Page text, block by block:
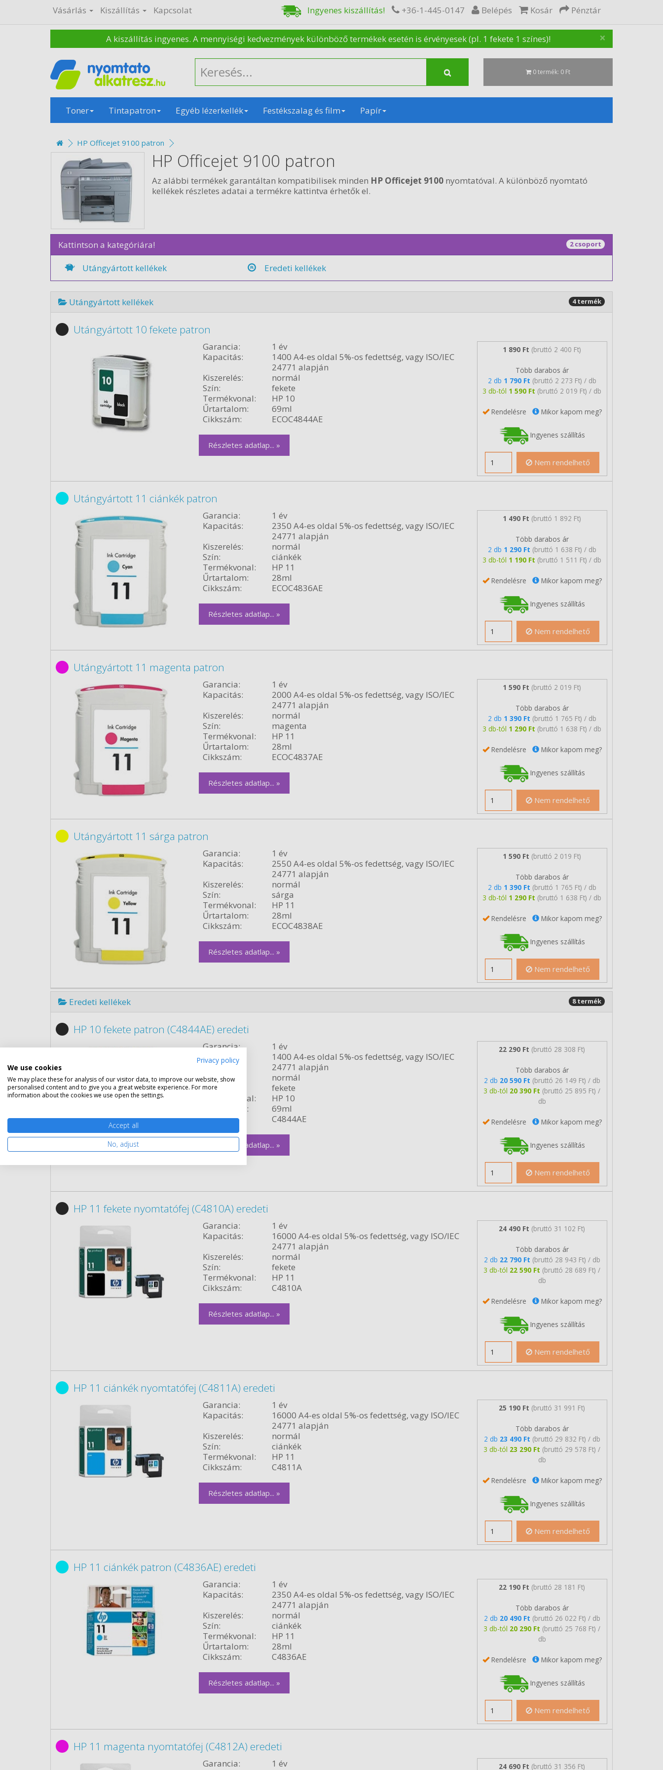
Vásárlás Kiszállítás Kapcsolat Ingyenes kiszállítás! +36-1-445-0147 Belépés Kosár Pénztár
×
A kiszállítás ingyenes. A mennyiségi kedvezmények különböző termékek esetén is érvényesek (pl. 1 fekete 1 színes)!
0 termék: 0 Ft
Toner Tintapatron Egyéb lézerkellék Festékszalag és film Papír
HP Officejet 9100 patron
HP Officejet 9100 patron
Az alábbi termékek garantáltan kompatibilisek minden HP Officejet 9100 nyomtatóval. A különböző nyomtató
kellékek részletes adatai a termékre kattintva érhetők el.
Kattintson a kategóriára! 2 csoport
Utángyártott kellékek Eredeti kellékek
Utángyártott kellékek 4 termék
Utángyártott 10 fekete patron
Garancia:
1 év
Kapacitás:
1400 A4-es oldal 5%-os fedettség, vagy ISO/IEC
24771 alapján
Kiszerelés:
normál
Szín:
fekete
Termékvonal:
HP 10
Űrtartalom:
69ml
Cikkszám:
ECOC4844AE
Részletes adatlap... »
1 890 Ft (bruttó 2 400 Ft)
Több darabos ár
2 db 1 790 Ft (bruttó 2 273 Ft) / db
3 db-tól 1 590 Ft (bruttó 2 019 Ft) / db
Rendelésre Mikor kapom meg?
Ingyenes szállítás
Nem rendelhető
Utángyártott 11 ciánkék patron
Garancia:
1 év
Kapacitás:
2350 A4-es oldal 5%-os fedettség, vagy ISO/IEC
24771 alapján
Kiszerelés:
normál
Szín:
ciánkék
Termékvonal:
HP 11
Űrtartalom:
28ml
Cikkszám:
ECOC4836AE
Részletes adatlap... »
1 490 Ft (bruttó 1 892 Ft)
Több darabos ár
2 db 1 290 Ft (bruttó 1 638 Ft) / db
3 db-tól 1 190 Ft (bruttó 1 511 Ft) / db
Rendelésre Mikor kapom meg?
Ingyenes szállítás
Nem rendelhető
Utángyártott 11 magenta patron
Garancia:
1 év
Kapacitás:
2000 A4-es oldal 5%-os fedettség, vagy ISO/IEC
24771 alapján
Kiszerelés:
normál
Szín:
magenta
Termékvonal:
HP 11
Űrtartalom:
28ml
Cikkszám:
ECOC4837AE
Részletes adatlap... »
1 590 Ft (bruttó 2 019 Ft)
Több darabos ár
2 db 1 390 Ft (bruttó 1 765 Ft) / db
3 db-tól 1 290 Ft (bruttó 1 638 Ft) / db
Rendelésre Mikor kapom meg?
Ingyenes szállítás
Nem rendelhető
Utángyártott 11 sárga patron
Garancia:
1 év
Kapacitás:
2550 A4-es oldal 5%-os fedettség, vagy ISO/IEC
24771 alapján
Kiszerelés:
normál
Szín:
sárga
Termékvonal:
HP 11
Űrtartalom:
28ml
Cikkszám:
ECOC4838AE
Részletes adatlap... »
1 590 Ft (bruttó 2 019 Ft)
Több darabos ár
2 db 1 390 Ft (bruttó 1 765 Ft) / db
3 db-tól 1 290 Ft (bruttó 1 638 Ft) / db
Rendelésre Mikor kapom meg?
Ingyenes szállítás
Nem rendelhető
Eredeti kellékek 8 termék
HP 10 fekete patron (C4844AE) eredeti
Garancia:
1 év
Kapacitás:
1400 A4-es oldal 5%-os fedettség, vagy ISO/IEC
24771 alapján
Kiszerelés:
normál
Szín:
fekete
Termékvonal:
HP 10
Űrtartalom:
69ml
Cikkszám:
C4844AE
Részletes adatlap... »
22 290 Ft (bruttó 28 308 Ft)
Több darabos ár
2 db 20 590 Ft (bruttó 26 149 Ft) / db
3 db-tól 20 390 Ft (bruttó 25 895 Ft) /
db
Rendelésre Mikor kapom meg?
Ingyenes szállítás
Nem rendelhető
HP 11 fekete nyomtatófej (C4810A) eredeti
Garancia:
1 év
Kapacitás:
16000 A4-es oldal 5%-os fedettség, vagy ISO/IEC
24771 alapján
Kiszerelés:
normál
Szín:
fekete
Termékvonal:
HP 11
Cikkszám:
C4810A
Részletes adatlap... »
24 490 Ft (bruttó 31 102 Ft)
Több darabos ár
2 db 22 790 Ft (bruttó 28 943 Ft) / db
3 db-tól 22 590 Ft (bruttó 28 689 Ft) /
db
Rendelésre Mikor kapom meg?
Ingyenes szállítás
Nem rendelhető
HP 11 ciánkék nyomtatófej (C4811A) eredeti
Garancia:
1 év
Kapacitás:
16000 A4-es oldal 5%-os fedettség, vagy ISO/IEC
24771 alapján
Kiszerelés:
normál
Szín:
ciánkék
Termékvonal:
HP 11
Cikkszám:
C4811A
Részletes adatlap... »
25 190 Ft (bruttó 31 991 Ft)
Több darabos ár
2 db 23 490 Ft (bruttó 29 832 Ft) / db
3 db-tól 23 290 Ft (bruttó 29 578 Ft) /
db
Rendelésre Mikor kapom meg?
Ingyenes szállítás
Nem rendelhető
HP 11 ciánkék patron (C4836AE) eredeti
Garancia:
1 év
Kapacitás:
2350 A4-es oldal 5%-os fedettség, vagy ISO/IEC
24771 alapján
Kiszerelés:
normál
Szín:
ciánkék
Termékvonal:
HP 11
Űrtartalom:
28ml
Cikkszám:
C4836AE
Részletes adatlap... »
22 190 Ft (bruttó 28 181 Ft)
Több darabos ár
2 db 20 490 Ft (bruttó 26 022 Ft) / db
3 db-tól 20 290 Ft (bruttó 25 768 Ft) /
db
Rendelésre Mikor kapom meg?
Ingyenes szállítás
Nem rendelhető
HP 11 magenta nyomtatófej (C4812A) eredeti
Garancia:
1 év
24 690 Ft (bruttó 31 356 Ft)
Privacy policy
We use cookies
We may place these for analysis of our visitor data, to improve our website, show
personalised content and to give you a great website experience. For more
information about the cookies we use open the settings.
Accept all
No, adjust